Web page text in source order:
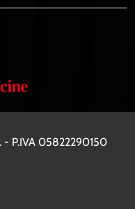
Veneta
- P.IVA 05822290150